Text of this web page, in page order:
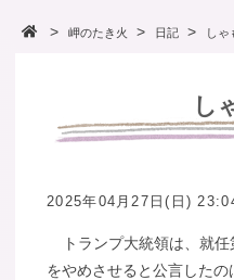
岬のたき火 日記 しゃ
し
2025年04月27日(日)
トランプ大統領は、就
をやめさせると公言したの